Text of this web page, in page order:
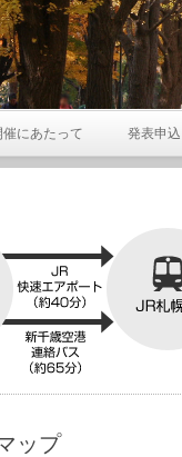
催にあたって 発表申込
ップ